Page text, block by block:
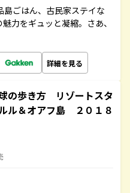
島ごはん、古民家ステイな
力をギュッと凝縮。さあ、
詳細を見る
の歩き方 リゾートスタ
ル＆オアフ島 ２０１８